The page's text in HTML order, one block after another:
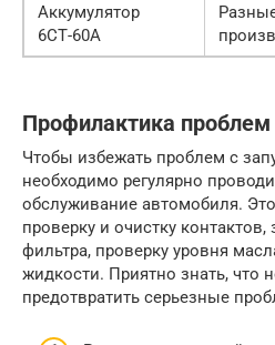
Аккумулятор
6СТ-60А
Профилактика проблем
Чтобы избежать проблем с
необходимо регулярно
обслуживание автомобиля.
проверку и очистку
фильтра, проверку уровня
жидкости. Приятно знать, что
предотвратить серьезные